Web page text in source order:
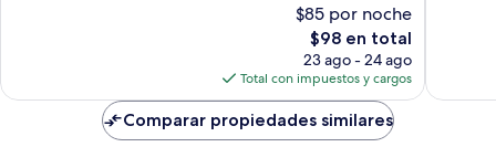
$85 por noche
El
precio
actual
es
de
$98
$98 en total
23 ago - 24 ago
Total con impuestos y cargos
Comparar propiedades similares